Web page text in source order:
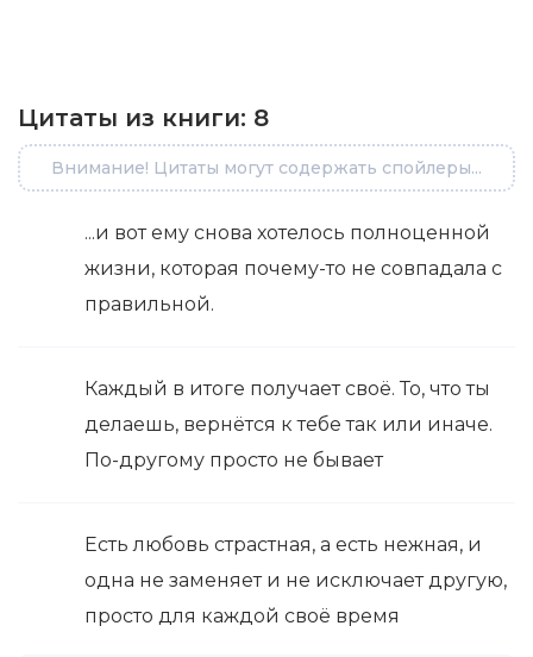
Цитаты из книги: 8
Внимание! Цитаты могут содержать спойлеры...
...и вот ему снова хотелось полноценной
жизни, которая почему-то не совпадала с
правильной.
Каждый в итоге получает своё. То, что ты
делаешь, вернётся к тебе так или иначе.
По-другому просто не бывает
Есть любовь страстная, а есть нежная, и
одна не заменяет и не исключает другую,
просто для каждой своё время